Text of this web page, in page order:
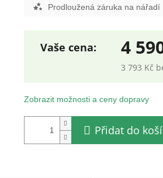
Prodloužená záruka na nářadí
4
3 793 Kč
cena:
Zobrazit možnosti a ceny dopravy
Přidat do